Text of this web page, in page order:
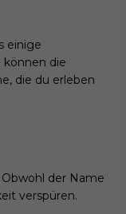
einige
die
die du erleben
der Name
verspüren.